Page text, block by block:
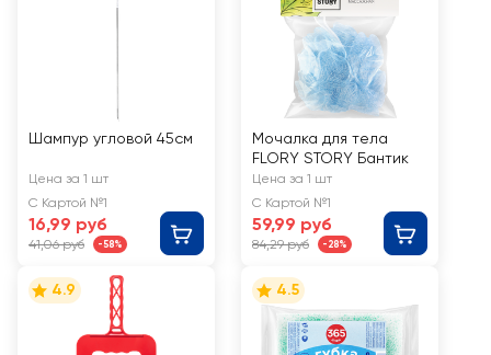
Шампур угловой 45см
Цена за 1 шт
С Картой №1
16,99 руб
41,06 руб -58%
Мочалка для тела
FLORY STORY Бантик
Цена за 1 шт
С Картой №1
59,99 руб
84,29 руб -28%
4.9 4.5